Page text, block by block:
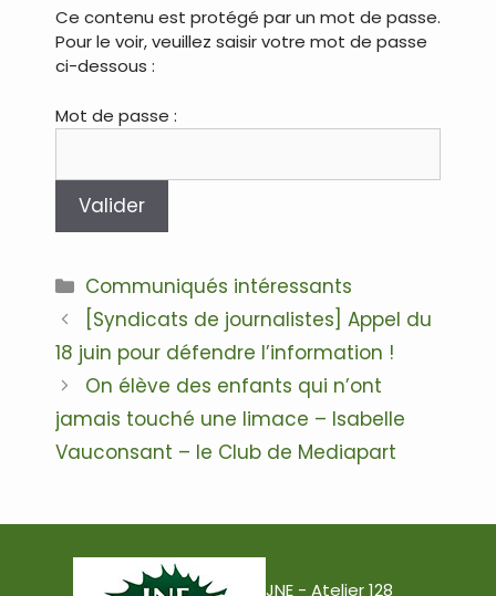
Ce contenu est protégé par un mot de passe.
Pour le voir, veuillez saisir votre mot de passe
ci-dessous :
Mot de passe :
Communiqués intéressants
[Syndicats de journalistes] Appel du
18 juin pour défendre l’information !
On élève des enfants qui n’ont
jamais touché une limace – Isabelle
Vauconsant – le Club de Mediapart
JNE - Atelier 128